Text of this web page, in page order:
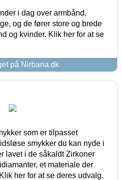
i dag over armbånd,
og de fører store og brede
og kvinder. Klik her for at se
på Nirbana.dk
som er tilpasset
smykker du kan nyde i
lavet i de såkaldt Zirkoner
et materiale der
her for at se deres udvalg.